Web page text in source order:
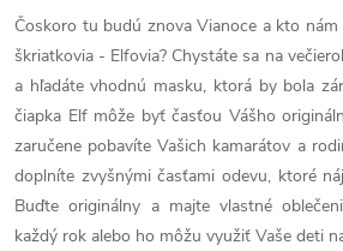
Čoskoro tu budú znova Vianoce a kto
škriatkovia - Elfovia? Chystáte sa na
a hľadáte vhodnú masku, ktorá by bola
čiapka Elf môže byť časťou Vášho
zaručene pobavíte Vašich kamarátov a
doplníte zvyšnými časťami odevu, ktoré
Buďte originálny a majte vlastné
každý rok alebo ho môžu využiť Vaše deti